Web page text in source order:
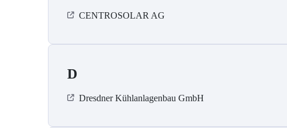
CENTROSOLAR AG
D
Dresdner Kühlanlagenbau GmbH